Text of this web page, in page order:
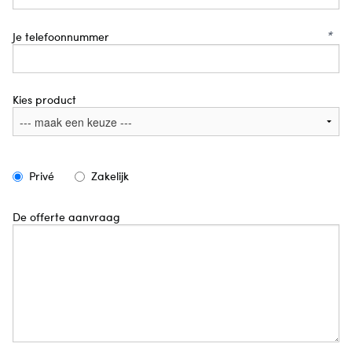
Je telefoonnummer *
Kies product
Privé Zakelijk
De offerte aanvraag